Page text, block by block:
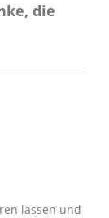
die
lassen und